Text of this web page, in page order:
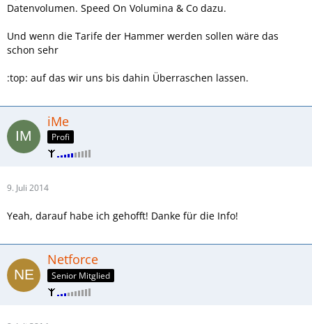
Datenvolumen. Speed On Volumina & Co dazu.
Und wenn die Tarife der Hammer werden sollen wäre das
schon sehr
:top: auf das wir uns bis dahin Überraschen lassen.
iMe
Profi
9. Juli 2014
Yeah, darauf habe ich gehofft! Danke für die Info!
Netforce
Senior Mitglied